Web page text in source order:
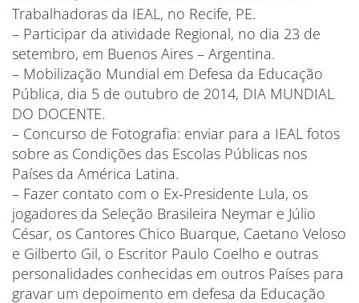
Trabalhadoras da IEAL, no Recife, PE.
– Participar da atividade Regional, no dia 23 de
setembro, em Buenos Aires – Argentina.
– Mobilização Mundial em Defesa da Educação
Pública, dia 5 de outubro de 2014, DIA MUNDIAL
DO DOCENTE.
– Concurso de Fotografia: enviar para a IEAL fotos
sobre as Condições das Escolas Públicas nos
Países da América Latina.
– Fazer contato com o Ex-Presidente Lula, os
jogadores da Seleção Brasileira Neymar e Júlio
César, os Cantores Chico Buarque, Caetano Veloso
e Gilberto Gil, o Escritor Paulo Coelho e outras
personalidades conhecidas em outros Países para
gravar um depoimento em defesa da Educação